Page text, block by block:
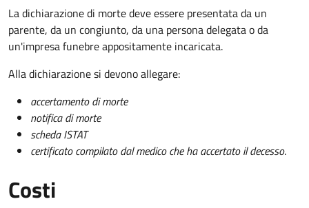
La dichiarazione di morte deve essere presentata da un
parente, da un congiunto, da una persona delegata o da
un'impresa funebre appositamente incaricata.
Alla dichiarazione si devono allegare:
accertamento di morte
notifica di morte
scheda ISTAT
certificato compilato dal medico che ha accertato il decesso.
Costi